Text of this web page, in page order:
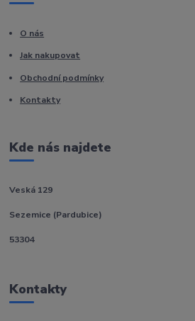
O nás
Jak nakupovat
Obchodní podmínky
Kontakty
Kde nás najdete
Veská 129
Sezemice (Pardubice)
53304
Kontakty